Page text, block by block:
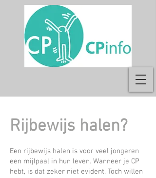
Rijbewijs halen?
Een rijbewijs halen is voor veel jongeren
een mijlpaal in hun leven. Wanneer je CP
hebt, is dat zeker niet evident. Toch willen